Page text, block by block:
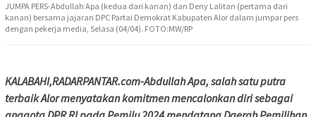
JUMPA PERS-Abdullah Apa (kedua dari kanan) dan Deny Lalitan (pertama dari
kanan) bersama jajaran DPC Partai Demokrat Kabupaten Alor dalam jumpar pers
dengan pekerja media, Selasa (04/04). FOTO:MW/RP
KALABAHI,RADARPANTAR.com-Abdullah Apa, salah satu putra
terbaik Alor menyatakan komitmen mencalonkan diri sebagai